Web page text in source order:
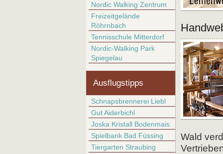
Nordic Walking Zentrum
Freizeitgelände
Röhrnbach
Tennisschule Mitterdorf
Nordic-Walking Park
Spiegelau
Ausflugstipps
Schnapsbrennerei Liebl
Gut Aiderbichl
Joska Kristall Bodenmais
Spielbank Bad Füssing
Tiergarten Straubing
Wald